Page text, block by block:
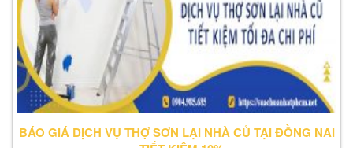
BÁO GIÁ DỊCH VỤ THỢ SƠN LẠI NHÀ CỦ TẠI ĐỒNG NAI